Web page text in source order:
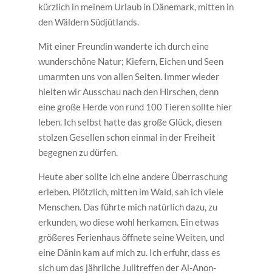
kürzlich in meinem Urlaub in Dänemark, mitten in
den Wäldern Südjütlands.
Mit einer Freundin wanderte ich durch eine
wunderschöne Natur; Kiefern, Eichen und Seen
umarmten uns von allen Seiten. Immer wieder
hielten wir Ausschau nach den Hirschen, denn
eine große Herde von rund 100 Tieren sollte hier
leben. Ich selbst hatte das große Glück, diesen
stolzen Gesellen schon einmal in der Freiheit
begegnen zu dürfen.
Heute aber sollte ich eine andere Überraschung
erleben. Plötzlich, mitten im Wald, sah ich viele
Menschen. Das führte mich natürlich dazu, zu
erkunden, wo diese wohl herkamen. Ein etwas
größeres Ferienhaus öffnete seine Weiten, und
eine Dänin kam auf mich zu. Ich erfuhr, dass es
sich um das jährliche Julitreffen der Al-Anon-